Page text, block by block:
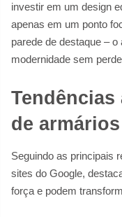
investir em um design
apenas em um ponto
parede de destaque –
modernidade sem
de
Seguindo as principais
sites do Google,
força e podem